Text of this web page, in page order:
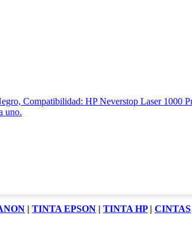
| TINTA EPSON | TINTA HP| CINTAS